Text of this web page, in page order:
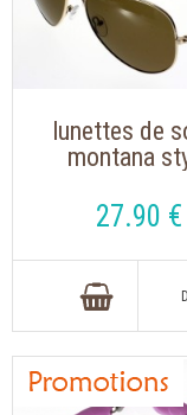
lunettes de
montana
polarisé
27.90 €